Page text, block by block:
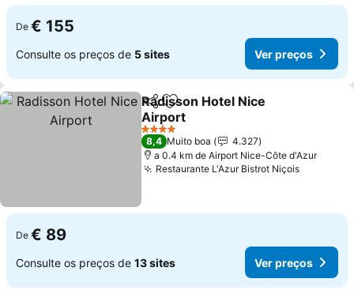
De € 155
Consulte os preços de 5 sites Ver preços
PartilharAdicionar aos favoritos
Radisson Hotel Nice
Airport
Ver preços
4 Estrelas
8,4 Muito boa
4.327
a 0.4 km de Airport Nice-Côte d'Azur
Restaurante L'Azur Bistrot NiçoisVer
De € 89
Consulte os preços de 13 sites Ver preços